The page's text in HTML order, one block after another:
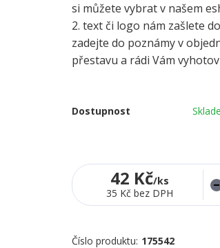
si můžete vybrat v našem
2. text či logo nám zašlete
zadejte do poznámy v
přestavu a rádi Vám
Dostupnost
42 Kč/ks
35 Kč bez DPH
Číslo produktu: 175542